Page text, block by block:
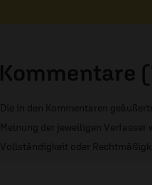
Kommentare
Die in den Kommentaren
Meinung der jeweiligen Verfasser
Vollständigkeit oder